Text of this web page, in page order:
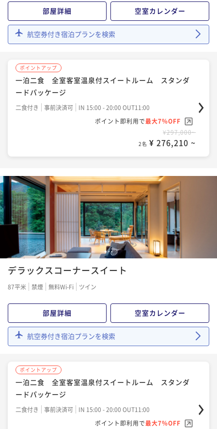
部屋詳細 空室カレンダー
航空券付き宿泊プランを検索
ポイントアップ
一泊二食 全室客室温泉付スイートルーム スタンダ
ードパッケージ
二食付き 事前決済可
IN 15:00 - 20:00 OUT11:00
ポイント即利用で最大7％OFF
¥297,000~
2名 ¥ 276,210 ~
123
デラックスコーナースイート
87平米 禁煙 無料Wi-Fi ツイン
部屋詳細 空室カレンダー
航空券付き宿泊プランを検索
ポイントアップ
一泊二食 全室客室温泉付スイートルーム スタンダ
ードパッケージ
二食付き 事前決済可
IN 15:00 - 20:00 OUT11:00
ポイント即利用で最大7％OFF